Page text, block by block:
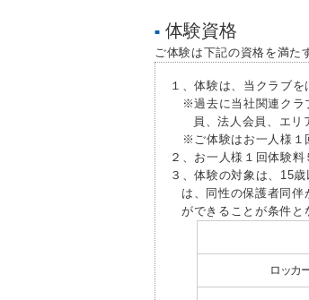
■ 体験資格
ご体験は下記の資格を満た
１、体験は、当クラブ
※過去に当社関連クラ
員、法人会員、エリ
※ご体験はお一人様１
２、お一人様１回体験
３、体験の対象は、15
は、同性の保護者同
ができることが条件と
ロッカ